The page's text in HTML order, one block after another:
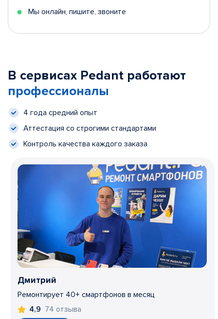
Мы онлайн, пишите, звоните
В сервисах Pedant работают
профессионалы
4 года средний опыт
Аттестация со строгими стандартами
Контроль качества каждого заказа
Дмитрий
Ремонтирует 40+ смартфонов в месяц
4,9 74 отзыва